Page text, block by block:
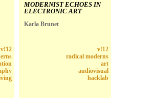
v!12
MODERNIST ECHOES IN
ELECTRONIC ART
Karla Brunet
v!12
radical moderns
art
audiovisual
hacklab